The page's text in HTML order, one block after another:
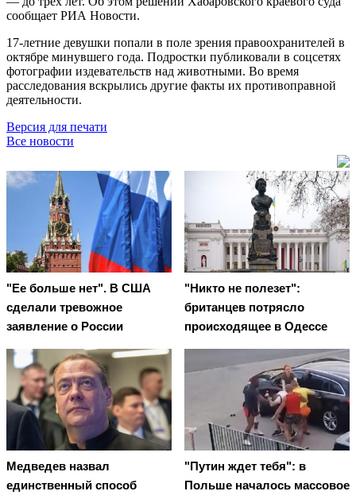
сообщает РИА Новости.
17-летние девушки попали в поле зрения правоохранителей в
октябре минувшего года. Подростки публиковали в соцсетях
фотографии издевательств над животными. Во время
расследования вскрылись другие факты их противоправной
деятельности.
Версия для печати
Все новости
"Ее больше нет". В США
сделали тревожное
заявление о России
"Никто не полезет":
британцев потрясло
происходящее в Одессе
Медведев назвал
единственный способ
"Путин ждет тебя": в
Польше началось массовое